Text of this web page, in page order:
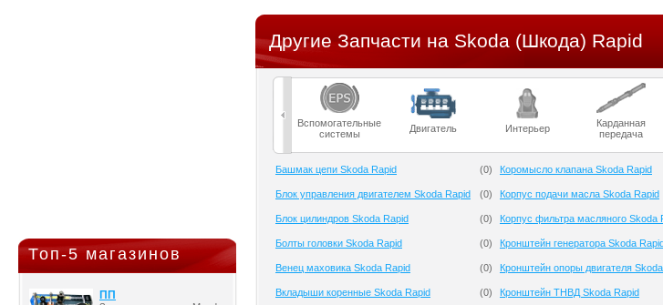
Топ-5 магазинов
ПП
Другие Запчасти на Skoda (Шкода) Rapid
Вспомогательные
системы
Двигатель Интерьер
Карданная
передача
Башмак цепи Skoda Rapid (0)
Блок управления двигателем Skoda Rapid (0)
Блок цилиндров Skoda Rapid (0)
Болты головки Skoda Rapid (0)
Венец маховика Skoda Rapid (0)
Вкладыши коренные Skoda Rapid (0)
Коромысло клапана Skoda Rapid
Корпус подачи масла Skoda Rapid
Корпус фильтра масляного Skoda
Кронштейн генератора Skoda
Кронштейн опоры двигателя
Кронштейн ТНВД Skoda Rapid